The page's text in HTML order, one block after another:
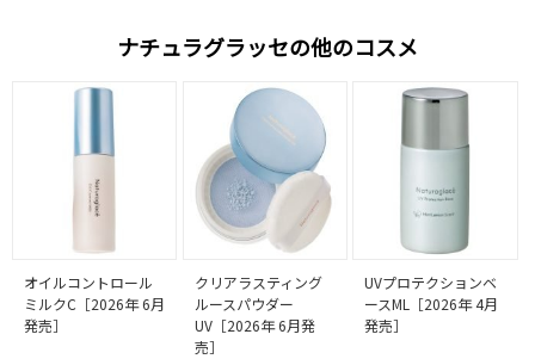
ナチュラグラッセの他のコスメ
オイルコントロール
ミルクC［2026年 6月
発売］
クリアラスティング
ルースパウダー
UV［2026年 6月発
売］
UVプロテクションベ
ースML［2026年 4月
発売］